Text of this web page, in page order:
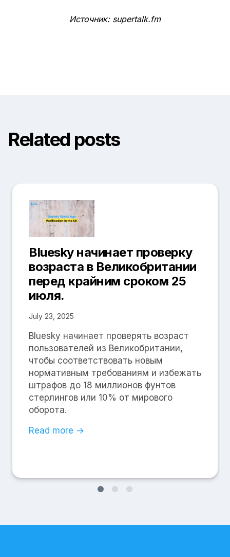
Источник: supertalk.fm
Related posts
Bluesky начинает проверку
возраста в Великобритании
перед крайним сроком 25
июля.
July 23, 2025
Bluesky начинает проверять возраст
пользователей из Великобритании,
чтобы соответствовать новым
нормативным требованиям и избежать
штрафов до 18 миллионов фунтов
стерлингов или 10% от мирового
оборота.
Read more →